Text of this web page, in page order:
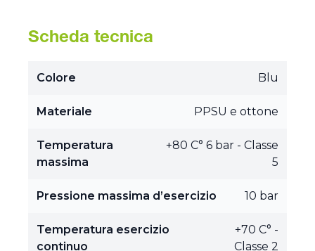
Scheda tecnica
Colore Blu
Materiale PPSU e ottone
Temperatura
massima
+80 C° 6 bar - Classe
5
Pressione massima d’esercizio 10 bar
Temperatura esercizio
continuo
+70 C° -
Classe 2